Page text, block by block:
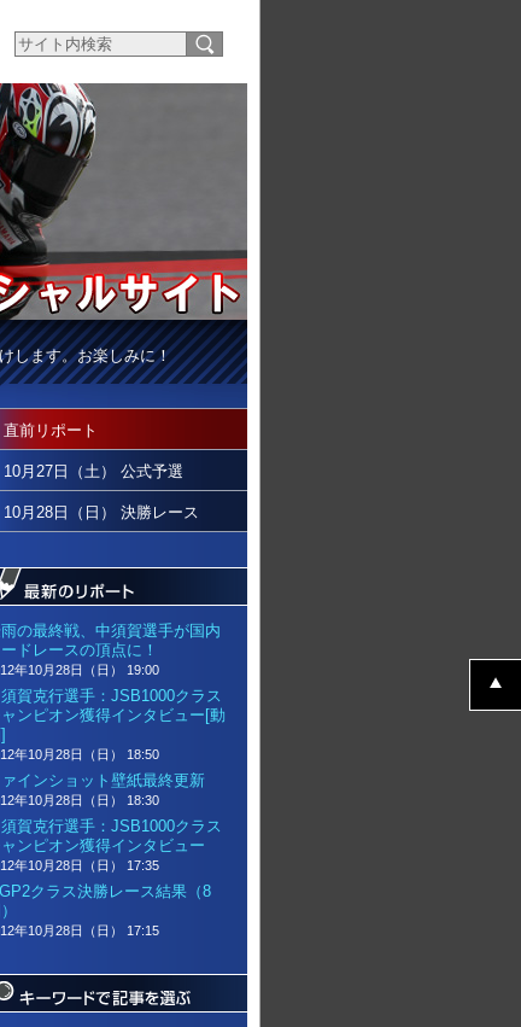
します。お楽しみに！
直前リポート
10月27日（土） 公式予選
10月28日（日） 決勝レース
の最終戦、中須賀選手が国内
ドレースの頂点に！
年10月28日（日） 19:00
賀克行選手：JSB1000クラス
ンピオン獲得インタビュー[動
年10月28日（日） 18:50
インショット壁紙最終更新
年10月28日（日） 18:30
賀克行選手：JSB1000クラス
ンピオン獲得インタビュー
年10月28日（日） 17:35
クラス決勝レース結果（8
年10月28日（日） 17:15